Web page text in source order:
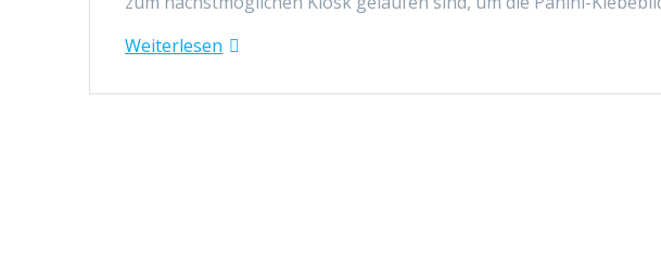
Weiterlesen